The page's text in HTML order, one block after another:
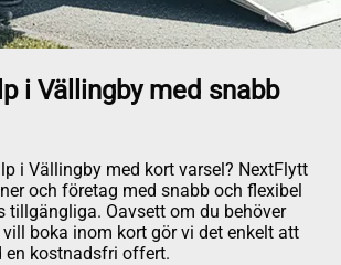
i Vällingby med snabb
i Vällingby med kort varsel? NextFlytt
och företag med snabb och flexibel
tillgängliga. Oavsett om du behöver
boka inom kort gör vi det enkelt att
en kostnadsfri offert.